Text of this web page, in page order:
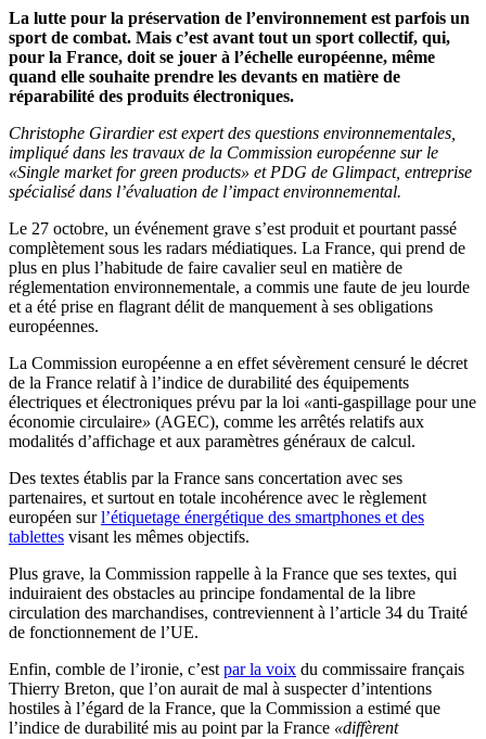
La lutte pour la préservation de l’environnement est parfois un
sport de combat. Mais c’est avant tout un sport collectif, qui,
pour la France, doit se jouer à l’échelle européenne, même
quand elle souhaite prendre les devants en matière de
réparabilité des produits électroniques.
Christophe Girardier est expert des questions environnementales,
impliqué dans les travaux de la Commission européenne sur le
«Single market for green products» et PDG de Glimpact, entreprise
spécialisé dans l’évaluation de l’impact environnemental.
Le 27 octobre, un événement grave s’est produit et pourtant passé
complètement sous les radars médiatiques. La France, qui prend de
plus en plus l’habitude de faire cavalier seul en matière de
réglementation environnementale, a commis une faute de jeu lourde
et a été prise en flagrant délit de manquement à ses obligations
européennes.
La Commission européenne a en effet sévèrement censuré le décret
de la France relatif à l’indice de durabilité des équipements
électriques et électroniques prévu par la loi «anti-gaspillage pour une
économie circulaire» (AGEC), comme les arrêtés relatifs aux
modalités d’affichage et aux paramètres généraux de calcul.
Des textes établis par la France sans concertation avec ses
partenaires, et surtout en totale incohérence avec le règlement
européen surl’étiquetage énergétique des smartphones et des
tablettes visant les mêmes objectifs.
Plus grave, la Commission rappelle à la France que ses textes, qui
induiraient des obstacles au principe fondamental de la libre
circulation des marchandises, contreviennent à l’article 34 du Traité
de fonctionnement de l’UE.
Enfin, comble de l’ironie, c’est par la voix du commissaire français
Thierry Breton, que l’on aurait de mal à suspecter d’intentions
hostiles à l’égard de la France, que la Commission a estimé que
l’indice de durabilité mis au point par la France «diffèrent